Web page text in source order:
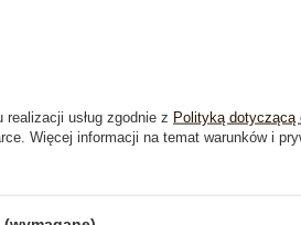
usług zgodnie z Polityką dotyczącą
Więcej informacji na temat warunków i